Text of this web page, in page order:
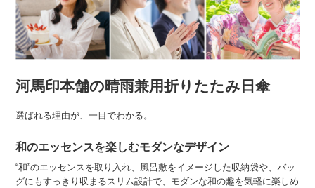
河馬印本舗の晴雨兼用折りたたみ日傘
選ばれる理由が、一目でわかる。
和のエッセンスを楽しむモダンなデザイン
“和”のエッセンスを取り入れ、風呂敷をイメージした収納袋や、バッ
グにもすっきり収まるスリム設計で、モダンな和の趣を気軽に楽しめ